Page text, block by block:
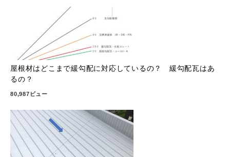
屋根材はどこまで緩勾配に対応しているの？ 緩勾配瓦はあ
るの？
80,987ビュー